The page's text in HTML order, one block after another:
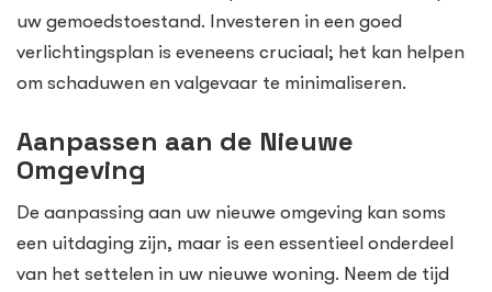
uw gemoedstoestand. Investeren in een goed
verlichtingsplan is eveneens cruciaal; het kan helpen
om schaduwen en valgevaar te minimaliseren.
Aanpassen aan de Nieuwe
Omgeving
De aanpassing aan uw nieuwe omgeving kan soms
een uitdaging zijn, maar is een essentieel onderdeel
van het settelen in uw nieuwe woning. Neem de tijd